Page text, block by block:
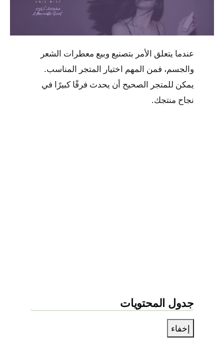
عندما يتعلق الأمر بتصنيع وبيع معطرات الشعر
والجسم، فمن المهم اختيار المتجر المناسب.
يمكن للمتجر الصحيح أن يحدث فرقًا كبيرًا في
نجاح منتجك.
جدول المحتويات
إخفاء